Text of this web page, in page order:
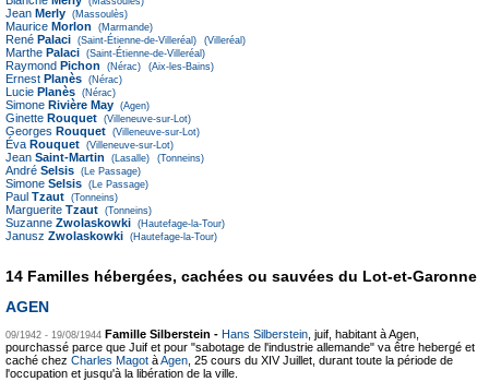
Jean Merly (Massoulès)
Maurice Morlon (Marmande)
René Palaci (Saint-Étienne-de-Villeréal) (Villeréal)
Marthe Palaci (Saint-Étienne-de-Villeréal)
Raymond Pichon (Nérac) (Aix-les-Bains)
Ernest Planès (Nérac)
Lucie Planès (Nérac)
Simone Rivière May (Agen)
Ginette Rouquet (Villeneuve-sur-Lot)
Georges Rouquet (Villeneuve-sur-Lot)
Éva Rouquet (Villeneuve-sur-Lot)
Jean Saint-Martin (Lasalle) (Tonneins)
André Selsis (Le Passage)
Simone Selsis (Le Passage)
Paul Tzaut (Tonneins)
Marguerite Tzaut (Tonneins)
Suzanne Zwolaskowki (Hautefage-la-Tour)
Janusz Zwolaskowki (Hautefage-la-Tour)
14 Familles hébergées, cachées ou sauvées du Lot-et-Garonne
AGEN
09/1942 - 19/08/1944 Famille Silberstein - Hans Silberstein , juif, habitant à Agen,
pourchassé parce que Juif et pour "sabotage de l'industrie allemande" va être hebergé et
caché chez Charles Magot àAgen , 25 cours du XIV Juillet, durant toute la période de
l'occupation et jusqu'à la libération de la ville.